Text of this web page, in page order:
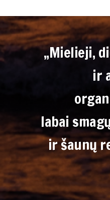
„Mielieji,
ir
labai
ir šaunų